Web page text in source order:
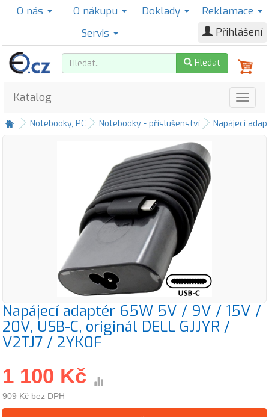
O nás O nákupu Doklady
Reklamace
Servis
Přihlášení
Hledat
Katalog
Notebooky, PC Notebooky - příslušenství Napájecí
Napájecí adaptér 65W 5V / 9V / 15V /
20V, USB-C, originál DELL GJJYR /
V2TJ7 / 2YK0F
1 100 Kč
909 Kč bez DPH